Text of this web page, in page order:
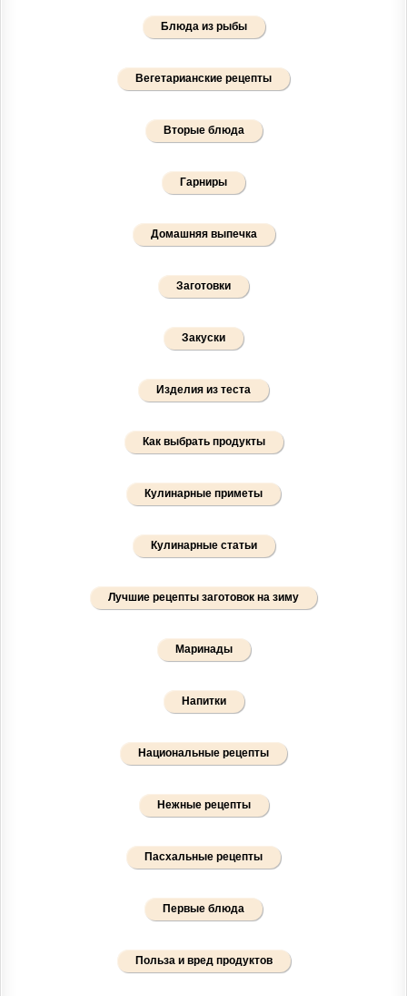
Блюда из рыбы
Вегетарианские рецепты
Вторые блюда
Гарниры
Домашняя выпечка
Заготовки
Закуски
Изделия из теста
Как выбрать продукты
Кулинарные приметы
Кулинарные статьи
Лучшие рецепты заготовок на зиму
Маринады
Напитки
Национальные рецепты
Нежные рецепты
Пасхальные рецепты
Первые блюда
Польза и вред продуктов